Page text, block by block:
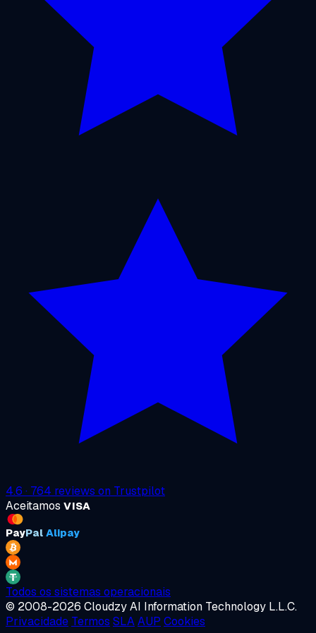
4.6 · 764 reviews on Trustpilot
Aceitamos VISA
PayPal Alipay
Todos os sistemas operacionais
© 2008-2026 Cloudzy AI Information Technology L.L.C.
Privacidade Termos SLAAUP Cookies